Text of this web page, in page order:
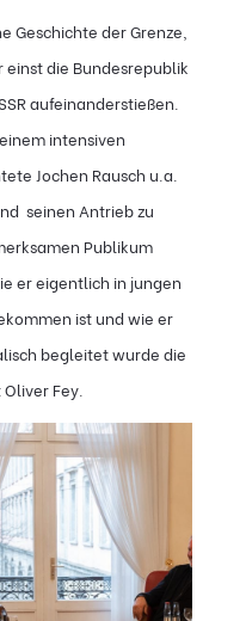
Geschichte der Grenze,
die Bundesrepublik
aufeinanderstießen.
intensiven
Jochen Rausch u.a.
seinen Antrieb zu
Publikum
er eigentlich in jungen
ist und wie er
begleitet wurde die
Fey.